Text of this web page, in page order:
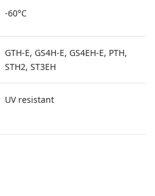
-60°C
GTH-E, GS4H-E, GS4EH-E, PTH,
STH2, ST3EH
UV resistant